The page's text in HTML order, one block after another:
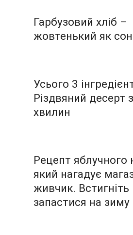
Гарбузовий хліб –
жовтенький як
Усього 3
Різдвяний десерт
хвилин
Рецепт яблучного
який нагадує
живчик. Встигніть
запастися на зиму